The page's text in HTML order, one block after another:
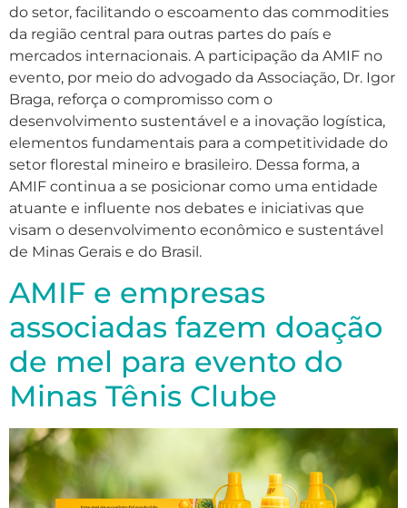
do setor, facilitando o escoamento das commodities
da região central para outras partes do país e
mercados internacionais. A participação da AMIF no
evento, por meio do advogado da Associação, Dr. Igor
Braga, reforça o compromisso com o
desenvolvimento sustentável e a inovação logística,
elementos fundamentais para a competitividade do
setor florestal mineiro e brasileiro. Dessa forma, a
AMIF continua a se posicionar como uma entidade
atuante e influente nos debates e iniciativas que
visam o desenvolvimento econômico e sustentável
de Minas Gerais e do Brasil.
AMIF e empresas
associadas fazem doação
de mel para evento do
Minas Tênis Clube